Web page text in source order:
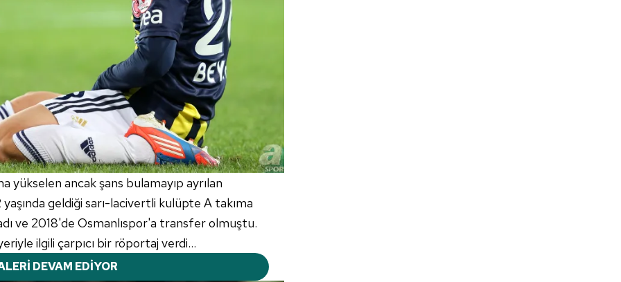
yükselen ancak şans bulamayıp ayrılan
geldiği sarı-lacivertli kulüpte A takıma
ve 2018'de Osmanlıspor'a transfer olmuştu.
ilgili çarpıcı bir röportaj verdi...
DEVAM EDİYOR